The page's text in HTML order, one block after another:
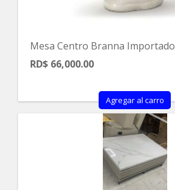
Mesa Centro Branna Importado
RD$ 66,000.00
Agregar al carro